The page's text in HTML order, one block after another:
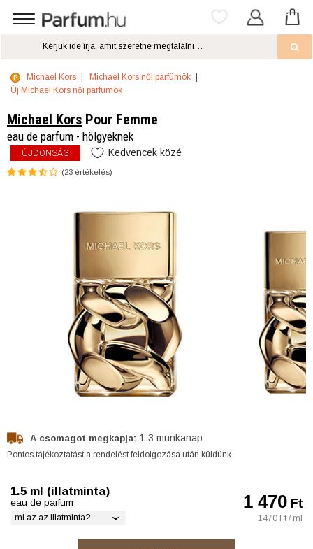
Michael Kors
Michael Kors női parfümök
Új Michael Kors női parfümök
Michael Kors Pour Femme
eau de parfum - hölgyeknek
ÚJDONSÁG Kedvencek közé
(23 értékelés)
A csomagot megkapja: 1-3 munkanap
Pontos tájékoztatást a rendelést feldolgozása után küldünk.
1.5 ml (illatminta)
eau de parfum
mi az az illatminta?
1 470Ft
1470 Ft / ml